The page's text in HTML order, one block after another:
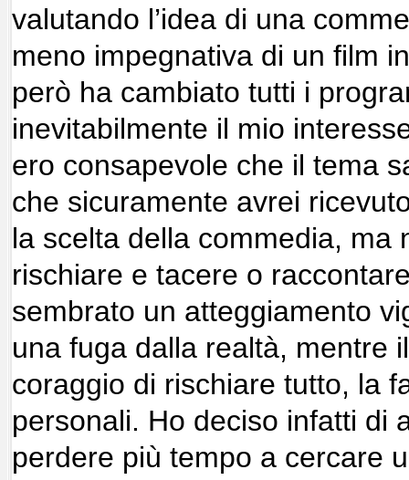
valutando l’idea di una
meno impegnativa di un film
però ha cambiato tutti i
inevitabilmente il mio
ero consapevole che il tema
che sicuramente avrei
la scelta della commedia, ma
rischiare e tacere o
sembrato un atteggiamento
una fuga dalla realtà, mentre
coraggio di rischiare tutto, la
personali. Ho deciso infatti di
perdere più tempo a cercare